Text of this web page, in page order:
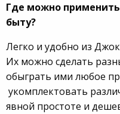
Где можно
быту?
Легко и удобно из
Их можно сделать
обыграть ими любое
укомплектовать
явной простоте и